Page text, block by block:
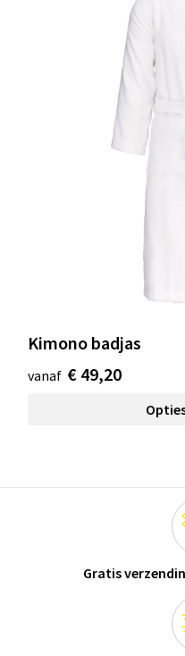
Kimono badjas
vanaf € 49,20
Gratis